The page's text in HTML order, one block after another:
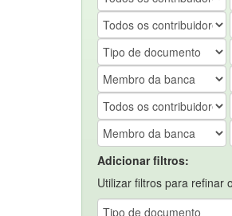
Adicionar filtros:
Utilizar filtros para refinar